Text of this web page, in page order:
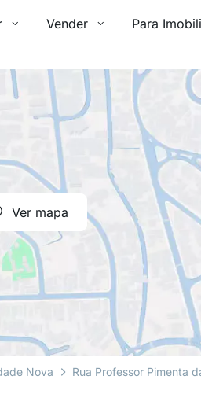
Vender Para
Ver mapa
Nova
Rua Professor Pimenta